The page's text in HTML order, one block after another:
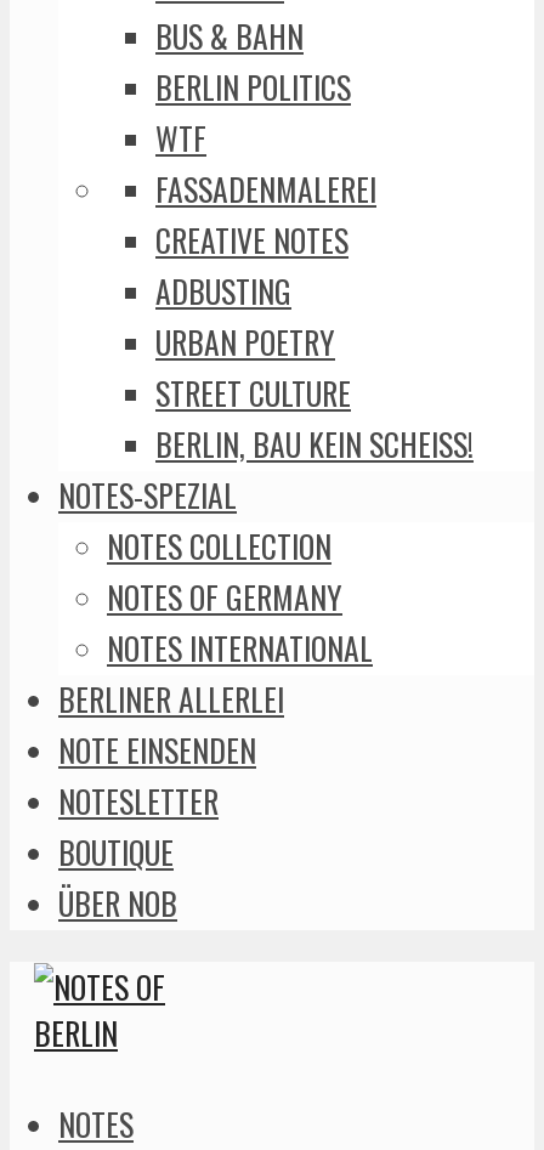
BUS & BAHN
BERLIN POLITICS
WTF
FASSADENMALEREI
CREATIVE NOTES
ADBUSTING
URBAN POETRY
STREET CULTURE
BERLIN, BAU KEIN SCHEISS!
NOTES-SPEZIAL
NOTES COLLECTION
NOTES OF GERMANY
NOTES INTERNATIONAL
BERLINER ALLERLEI
NOTE EINSENDEN
NOTESLETTER
BOUTIQUE
ÜBER NOB
NOTES